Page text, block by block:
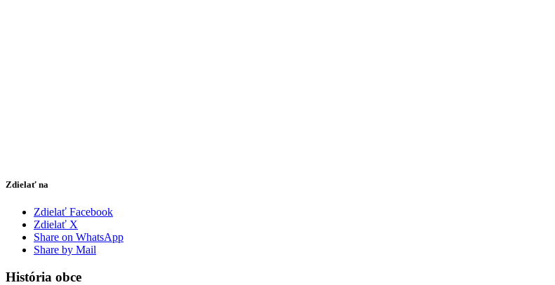
Zdielať na
Zdielať Facebook
Zdielať X
Share on WhatsApp
Share by Mail
História obce